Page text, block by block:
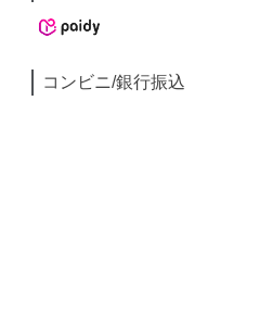
コンビニ/銀行振込